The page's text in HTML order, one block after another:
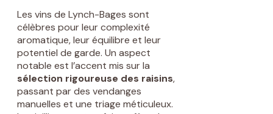
Les vins de Lynch-Bages sont
célèbres pour leur complexité
aromatique, leur équilibre et leur
potentiel de garde. Un aspect
notable est l’accent mis sur la
sélection rigoureuse des raisins,
passant par des vendanges
manuelles et une triage méticuleux.